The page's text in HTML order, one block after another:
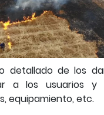
detallado de los
a los usuarios y
equipamiento, etc.